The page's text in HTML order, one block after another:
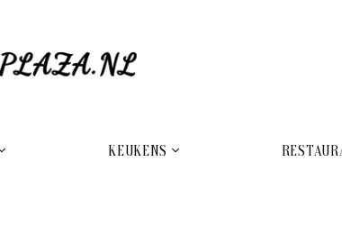
KEUKENS